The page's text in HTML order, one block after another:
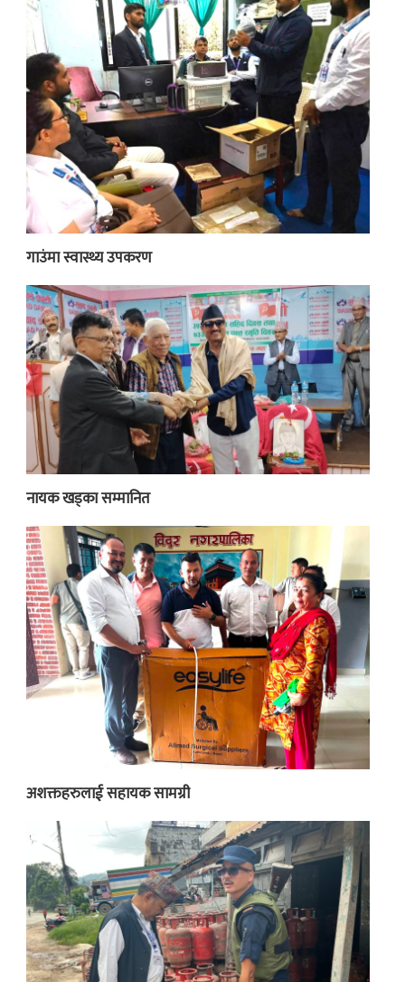
गाउंमा स्वास्थ्य उपकरण
नायक खड्का सम्मानित
अशक्तहरुलाई सहायक सामग्री